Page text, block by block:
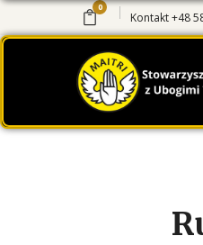
Kontakt+48
0